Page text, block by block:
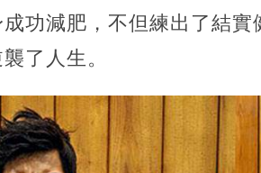
功減肥，不但練出了結
了人生。